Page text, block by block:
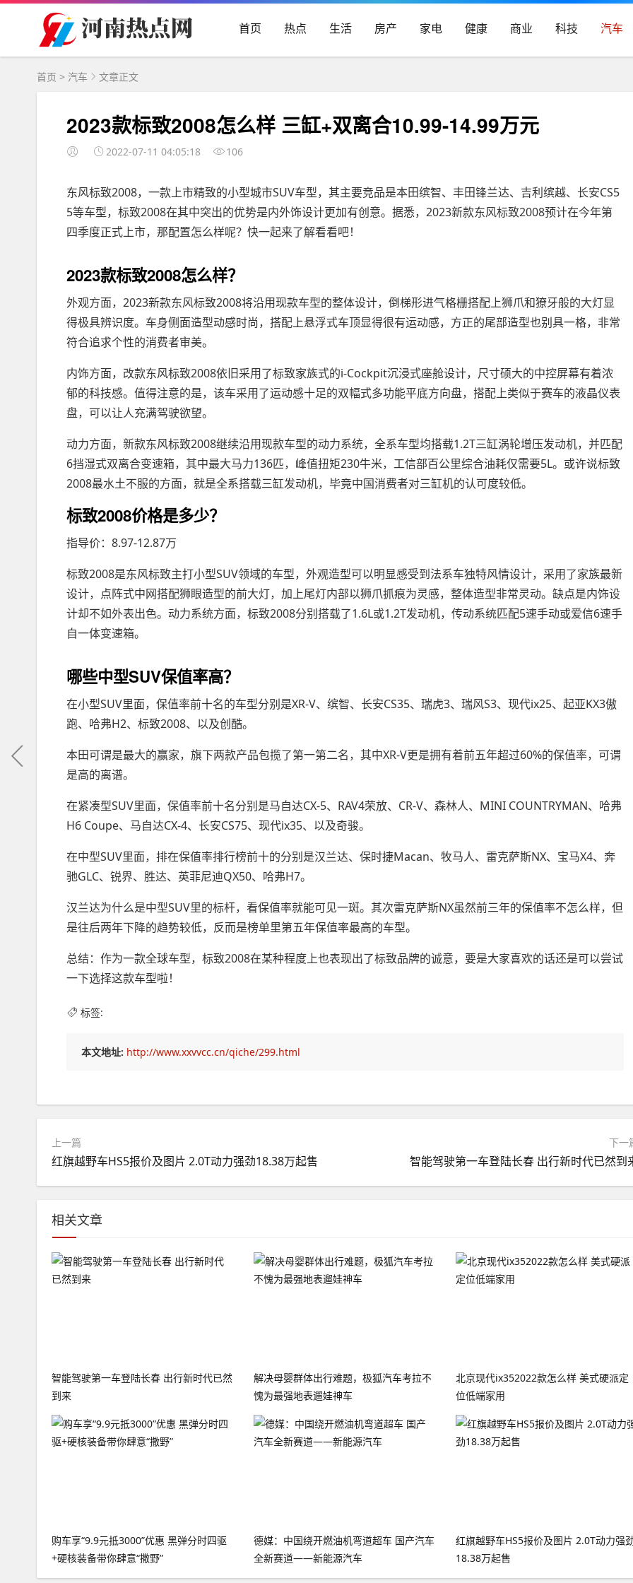
首页 热点 生活 房产 家电 健康 商业 科技 汽车
首页 > 汽车 文章正文
2023款标致2008怎么样 三缸+双离合10.99-14.99万元
2022-07-11 04:05:18 106
东风标致2008，一款上市精致的小型城市SUV车型，其主要竞品是本田缤智、丰田锋兰达、吉利缤越、长安CS5
5等车型，标致2008在其中突出的优势是内外饰设计更加有创意。据悉，2023新款东风标致2008预计在今年第
四季度正式上市，那配置怎么样呢？快一起来了解看看吧！
2023款标致2008怎么样？
外观方面，2023新款东风标致2008将沿用现款车型的整体设计，倒梯形进气格栅搭配上狮爪和獠牙般的大灯显
得极具辨识度。车身侧面造型动感时尚，搭配上悬浮式车顶显得很有运动感，方正的尾部造型也别具一格，非常
符合追求个性的消费者审美。
内饰方面，改款东风标致2008依旧采用了标致家族式的i-Cockpit沉浸式座舱设计，尺寸硕大的中控屏幕有着浓
郁的科技感。值得注意的是，该车采用了运动感十足的双幅式多功能平底方向盘，搭配上类似于赛车的液晶仪表
盘，可以让人充满驾驶欲望。
动力方面，新款东风标致2008继续沿用现款车型的动力系统，全系车型均搭载1.2T三缸涡轮增压发动机，并匹配
6挡湿式双离合变速箱，其中最大马力136匹，峰值扭矩230牛米，工信部百公里综合油耗仅需要5L。或许说标致
2008最水土不服的方面，就是全系搭载三缸发动机，毕竟中国消费者对三缸机的认可度较低。
标致2008价格是多少？
指导价：8.97-12.87万
标致2008是东风标致主打小型SUV领域的车型，外观造型可以明显感受到法系车独特风情设计，采用了家族最新
设计，点阵式中网搭配狮眼造型的前大灯，加上尾灯内部以狮爪抓痕为灵感，整体造型非常灵动。缺点是内饰设
计却不如外表出色。动力系统方面，标致2008分别搭载了1.6L或1.2T发动机，传动系统匹配5速手动或爱信6速手
自一体变速箱。
哪些中型SUV保值率高？
在小型SUV里面，保值率前十名的车型分别是XR-V、缤智、长安CS35、瑞虎3、瑞风S3、现代ix25、起亚KX3傲
跑、哈弗H2、标致2008、以及创酷。
本田可谓是最大的赢家，旗下两款产品包揽了第一第二名，其中XR-V更是拥有着前五年超过60%的保值率，可谓
是高的离谱。
在紧凑型SUV里面，保值率前十名分别是马自达CX-5、RAV4荣放、CR-V、森林人、MINI COUNTRYMAN、哈弗
H6 Coupe、马自达CX-4、长安CS75、现代ix35、以及奇骏。
在中型SUV里面，排在保值率排行榜前十的分别是汉兰达、保时捷Macan、牧马人、雷克萨斯NX、宝马X4、奔
驰GLC、锐界、胜达、英菲尼迪QX50、哈弗H7。
汉兰达为什么是中型SUV里的标杆，看保值率就能可见一斑。其次雷克萨斯NX虽然前三年的保值率不怎么样，但
是往后两年下降的趋势较低，反而是榜单里第五年保值率最高的车型。
总结：作为一款全球车型，标致2008在某种程度上也表现出了标致品牌的诚意，要是大家喜欢的话还是可以尝试
一下选择这款车型啦！
标签:
本文地址: http://www.xxvvcc.cn/qiche/299.html
上一篇
红旗越野车HS5报价及图片 2.0T动力强劲18.38万起售
下一
智能驾驶第一车登陆长春 出行新时代已然到
相关文章
智能驾驶第一车登陆长春 出行新时代已然
到来
解决母婴群体出行难题，极狐汽车考拉不
愧为最强地表遛娃神车
北京现代ix352022款怎么样 美式硬派定
位低端家用
购车享“9.9元抵3000”优惠 黑弹分时四驱
+硬核装备带你肆意“撒野”
德媒：中国绕开燃油机弯道超车 国产汽车
全新赛道——新能源汽车
红旗越野车HS5报价及图片 2.0T动力强
18.38万起售